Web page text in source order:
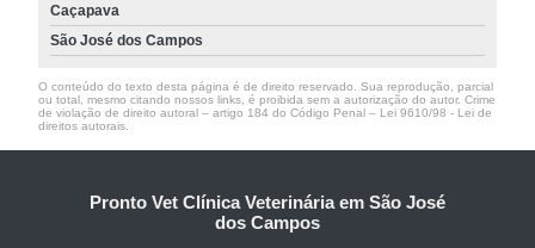
Caçapava
São José dos Campos
O conteúdo do texto desta página é de direito reservado. Sua reprodução, parcial
ou total, mesmo citando nossos links, é proibida sem a autorização do autor. Crime
de violação de direito autoral – artigo 184 do Código Penal – Lei 9610/98 - Lei de
direitos autorais
Pronto Vet Clínica Veterinária em São José
dos Campos